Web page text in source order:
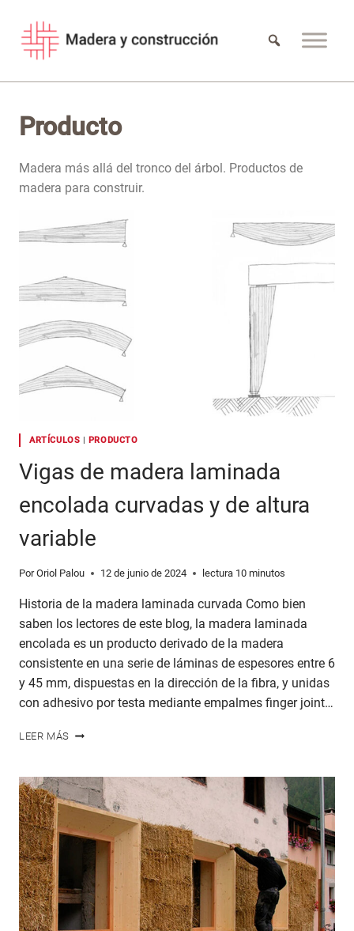
contenido
Producto
Madera más allá del tronco del árbol. Productos de
madera para construir.
ARTÍCULOS PRODUCTO
Vigas de madera laminada
encolada curvadas y de altura
variable
Por Oriol Palou 12 de junio de 2024 lectura 10minutos
Historia de la madera laminada curvada Como bien
saben los lectores de este blog, la madera laminada
encolada es un producto derivado de la madera
consistente en una serie de láminas de espesores entre 6
y 45 mm, dispuestas en la dirección de la fibra, y unidas
con adhesivo por testa mediante empalmes finger joint…
LEER MÁS VIGAS
LAMINADA
ENCOLADA
CURVADAS
Y
ALTURA
VARIABLE